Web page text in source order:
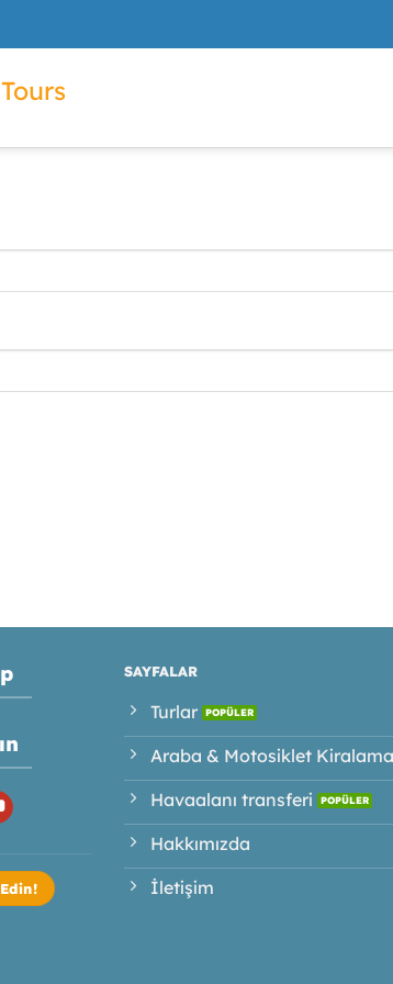
SAYFALAR
Turlar
Araba & Motosiklet
Havaalanı transferi
Hakkımızda
İletişim